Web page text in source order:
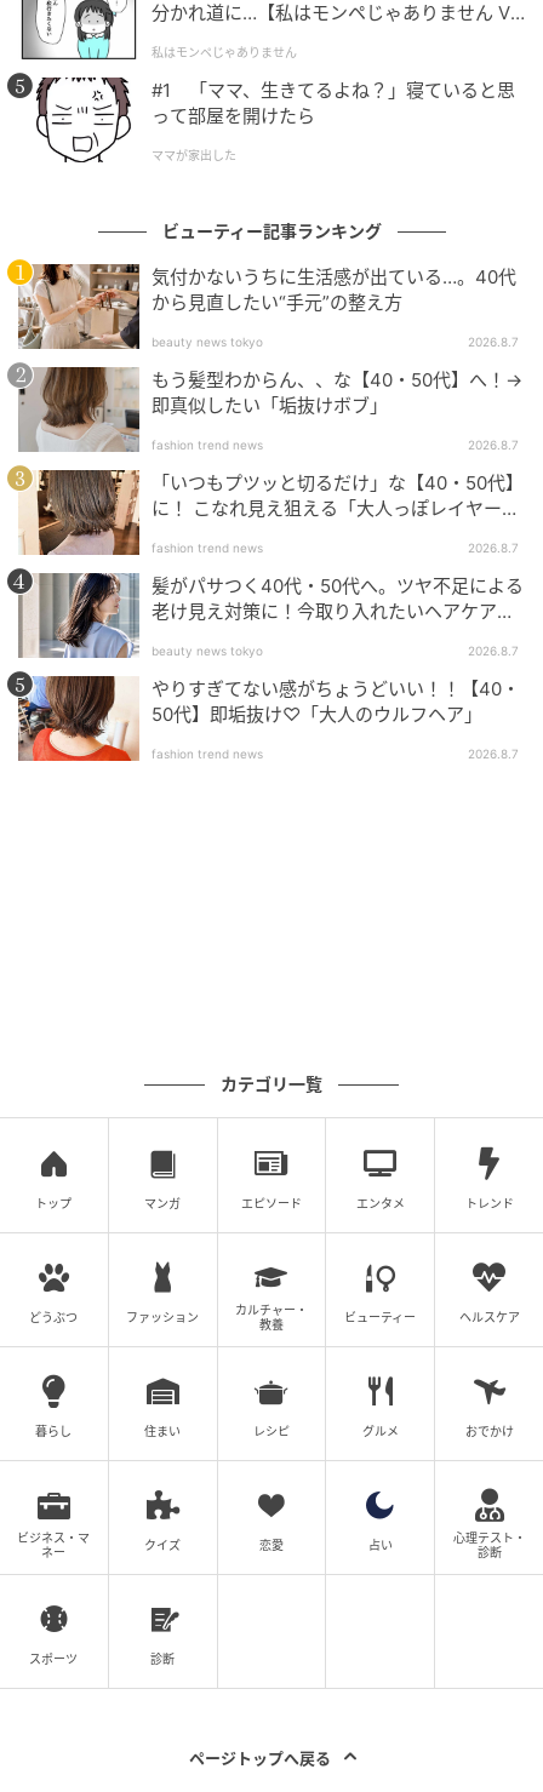
colorgram（カラーグラム）×クレヨンしんち
ゃんコラボ第2弾♡
2025年に引き続き2回目となる、colorgram（カラー
グラム）と『クレヨンしんちゃん』のコラボコレクシ
今回のテーマは“ギャルしんちゃん”。
『クレヨンしんちゃん』の主人公・野原しんのすけ
と、お友達のネネちゃん、しんのすけが大好きななな
こおねいさん、妹のひまわりが、「タロベージュ」を
まとったギャルになって、colorgram（カラーグラム）
の人気アイテムのパッケージに登場します。
さらに、このコラボでしか手に入らない限定の新色も
ラインナップ。
思わず写真を撮りたくなるような、ポップでキュート
なムードのスペシャルデザインは見逃せませんね♡
新商品ラインナップ
colorgram（カラーグラム） 2026年夏新作コ...
2026年5月29日（金）オンライン発売
● カラーグラム ギークヌードカラーカバーティント／
限定2色／1,210円（税込）
● カラーグラム タンフルグラスティントディープグレ
ーズ／限定2色／1,320円（税込）
● カラーグラム ヌーディーブラーティント／限定2色
／1,320円（税込）
● カラーグラム タンフルグラスティントミルク／限定
2色／1,155円（税込）
分かれ道に…【私はモンペじゃありません Vo
私はモンペじゃありません
#1 「ママ、生きてるよね？」寝ていると思
って部屋を開けたら
ママが家出した
ビューティー記事ランキング
気付かないうちに生活感が出ている…。40代
から見直したい“手元”の整え方
beauty news tokyo 2026.8.7
もう髪型わからん、、な【40・50代】へ！→
即真似したい「垢抜けボブ」
fashion trend news 2026.8.7
「いつもプツッと切るだけ」な【40・50代】
に！ こなれ見え狙える「大人っぽレイヤーヘ
fashion trend news 2026.8.7
髪がパサつく40代・50代へ。ツヤ不足による
老け見え対策に！今取り入れたいヘアケア名
beauty news tokyo 2026.8.7
やりすぎてない感がちょうどいい！！【40・
50代】即垢抜け♡「大人のウルフヘア」
fashion trend news 2026.8.7
カテゴリ一覧
トップ マンガ エピソード エンタメ トレンド
どうぶつ ファッション
カルチャー・
教養
ビューティー ヘルスケア
暮らし 住まい レシピ グルメ おでかけ
ビジネス・マ
ネー
クイズ 恋愛 占い
心理テスト・
診断
スポーツ 診断
ページトップへ戻る